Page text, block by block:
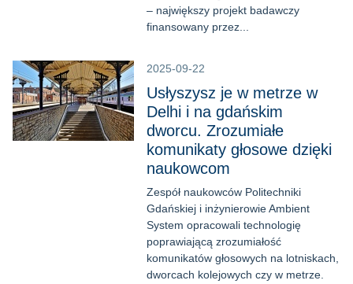
– największy projekt badawczy
finansowany przez...
2025-09-22
Usłyszysz je w metrze w
Delhi i na gdańskim
dworcu. Zrozumiałe
komunikaty głosowe dzięki
naukowcom
Zespół naukowców Politechniki
Gdańskiej i inżynierowie Ambient
System opracowali technologię
poprawiającą zrozumiałość
komunikatów głosowych na lotniskach,
dworcach kolejowych czy w metrze.